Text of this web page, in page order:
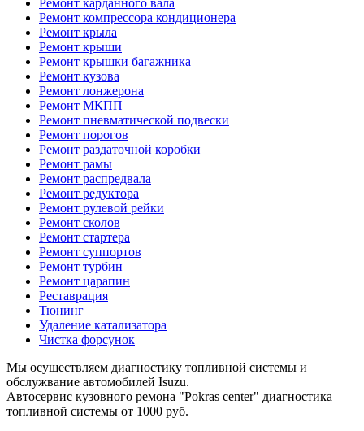
Ремонт карданного вала
Ремонт компрессора кондиционера
Ремонт крыла
Ремонт крыши
Ремонт крышки багажника
Ремонт кузова
Ремонт лонжерона
Ремонт МКПП
Ремонт пневматической подвески
Ремонт порогов
Ремонт раздаточной коробки
Ремонт рамы
Ремонт распредвала
Ремонт редуктора
Ремонт рулевой рейки
Ремонт сколов
Ремонт стартера
Ремонт суппортов
Ремонт турбин
Ремонт царапин
Реставрация
Тюнинг
Удаление катализатора
Чистка форсунок
Мы осуществляем диагностику топливной системы и
обслужвание автомобилей Isuzu.
Автосервис кузовного ремона "Pokras center" диагностика
топливной системы от 1000 руб.